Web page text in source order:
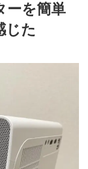
ーを簡単
じた